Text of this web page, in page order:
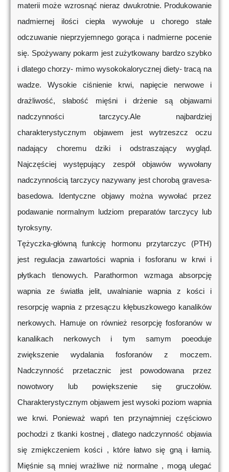
materii może wzrosnąć nieraz dwukrotnie. Produkowanie
nadmiernej ilości ciepła wywołuje u chorego stałe
odczuwanie nieprzyjemnego gorąca i nadmierne pocenie
się. Spożywany pokarm jest zużytkowany bardzo szybko
i dlatego chorzy- mimo wysokokalorycznej diety- tracą na
wadze. Wysokie ciśnienie krwi, napięcie nerwowe i
drażliwość, słabość mięśni i drżenie są objawami
nadczynności tarczycy.Ale najbardziej
charakterystycznym objawem jest wytrzeszcz oczu
nadający choremu dziki i odstraszający wygląd.
Najczęściej występujący zespół objawów wywołany
nadczynnością tarczycy nazywany jest chorobą gravesa-
basedowa. Identyczne objawy można wywołać przez
podawanie normalnym ludziom preparatów tarczycy lub
tyroksyny.
Tężyczka-główną funkcję hormonu przytarczyc (PTH)
jest regulacja zawartości wapnia i fosforanu w krwi i
płytkach tlenowych. Parathormon wzmaga absorpcję
wapnia ze światła jelit, uwalnianie wapnia z kości i
resorpcję wapnia z przesączu kłębuszkowego kanalików
nerkowych. Hamuje on również resorpcję fosforanów w
kanalikach nerkowych i tym samym poeoduje
zwiększenie wydalania fosforanów z moczem.
Nadczynność przetacznic jest powodowana przez
nowotwory lub powiększenie się gruczołów.
Charakterystycznym objawem jest wysoki poziom wapnia
we krwi. Ponieważ wapń ten przynajmniej częściowo
pochodzi z tkanki kostnej , dlatego nadczynność objawia
się zmiękczeniem kości , które łatwo się gną i łamią.
Mięśnie są mniej wrażliwe niż normalne , mogą ulegać